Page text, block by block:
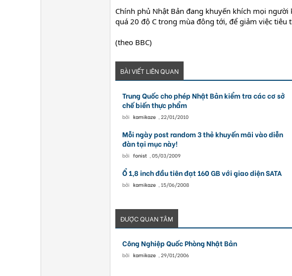
Chính phủ Nhật Bản đang khuyến khích mọi
quá 20 độ C trong mùa đông tới, để giảm việc
(theo BBC)
BÀI VIẾT LIÊN QUAN
Trung Quốc cho phép Nhật Bản kiểm tra các cơ sở
chế biến thực phẩm
bởi kamikaze , 22/01/2010
Mỗi ngày post random 3 thẻ khuyến mãi vào diễn
đàn tại mục này!
bởi fonist , 05/03/2009
Ổ 1,8 inch đầu tiên đạt 160 GB với giao diện SATA
bởi kamikaze , 15/06/2008
ĐƯỢC QUAN TÂM
Công Nghiệp Quốc Phòng Nhật Bản
bởi kamikaze , 29/01/2006